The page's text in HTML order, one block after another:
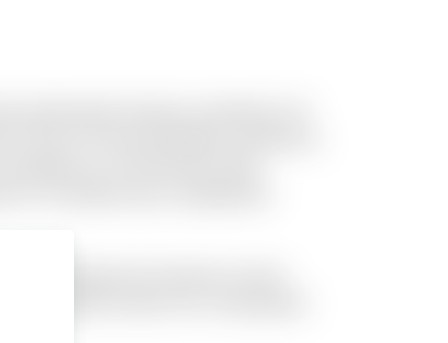
repellendus illo dolorum omnis
reiciendis totam est consequatur